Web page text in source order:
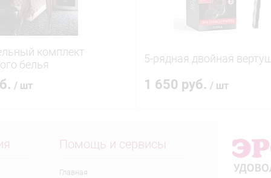
комплект
белья
/ шт
5-рядная двойная
1 650 руб. / шт
Помощь и сервисы
Главная